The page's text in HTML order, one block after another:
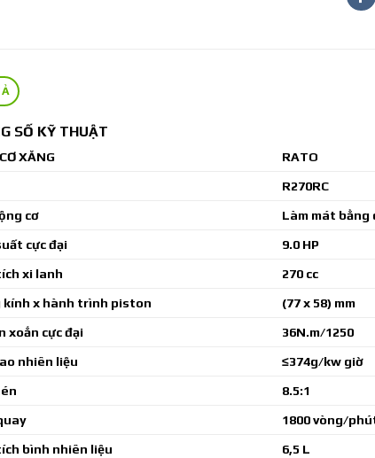
SỐ KỸ THUẬT
XĂNG RATO
R270RC
cơ Làm mát bằng
cực đại 9.0 HP
xi lanh 270 cc
kính x hành trình piston (77 x 58) mm
xoắn cực đại 36N.m/1250
nhiên liệu ≤374g/kw giờ
8.5:1
1800 vòng/
bình nhiên liệu 6,5 L